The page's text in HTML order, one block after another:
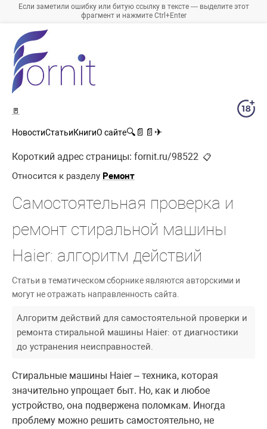
Если заметили ошибку или битую ссылку в тексте — выделите этот
фрагмент и нажмите Ctrl+Enter
🚪
НовостиСтатьиКнигиО сайте🔍 📄 📄 ✈
Короткий адрес страницы: fornit.ru/98522 📋
Относится к разделу Ремонт
Самостоятельная проверка и
ремонт стиральной машины
Haier: алгоритм действий
Статьи в тематическом сборнике являются авторскими и
могут не отражать направленность сайта.
Алгоритм действий для самостоятельной проверки и
ремонта стиральной машины Haier: от диагностики
до устранения неисправностей.
Стиральные машины Haier – техника, которая
значительно упрощает быт. Но, как и любое
устройство, она подвержена поломкам. Иногда
проблему можно решить самостоятельно, не